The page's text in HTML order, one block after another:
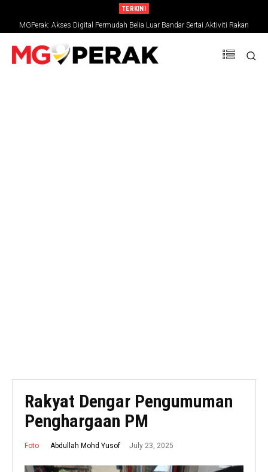
TERKINI
MGPerak: Akses Digital Permudah Belia Luar Bandar Sertai Aktiviti Rakan
Muda
Belia ejen perubahan masa kini, penentu hala tuju negara
Rakyat Dengar Pengumuman
Penghargaan PM
Foto Abdullah Mohd Yusof July 23, 2025